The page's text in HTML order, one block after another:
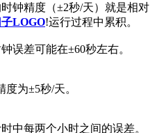
钟精度（±2秒/天）就是相对
LOGO!运行过程中累积。
误差可能在±60秒左右。
为±5秒/天。
中每两个小时之间的误差。